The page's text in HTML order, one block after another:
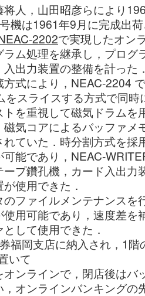
将人，山田昭彦らにより
機は1961年9月に完成出
2202で実現したオン
ム処理を継承し，プログ
入出力装置の整備を計った
方式により，NEAC-2204
をスライスする方式で同
トを重視して磁気ドラムを
磁気コアによるバッファメ
ていた．時分割方式を採
能であり，NEAC-
ープ鑽孔機，カード入出力
使用できた．
のファイルメンテナンスを
使用可能であり，速度差を
して使用できた．
福岡支店に納入され，1
いて
オンラインで，閉店後はバ
オンラインバンキングの